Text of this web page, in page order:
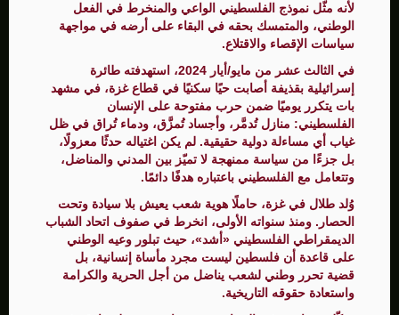
لأنه مثّل نموذج الفلسطيني الواعي والمنخرط في الفعل
الوطني، والمتمسك بحقه في البقاء على أرضه في مواجهة
سياسات الإقصاء والاقتلاع.
في الثالث عشر من مايو/أيار 2024، استهدفته طائرة
إسرائيلية بقذيفة أصابت حيًا سكنيًا في قطاع غزة، في مشهد
بات يتكرر يوميًا ضمن حرب مفتوحة على الإنسان
الفلسطيني: منازل تُدمَّر، وأجساد تُمزَّق، ودماء تُراق في ظل
غياب أي مساءلة دولية حقيقية. لم يكن اغتياله حدثًا معزولًا،
بل جزءًا من سياسة ممنهجة لا تميّز بين المدني والمناضل،
وتتعامل مع الفلسطيني باعتباره هدفًا دائمًا.
وُلد طلال في غزة، حاملًا هوية شعب يعيش بلا سيادة وتحت
الحصار. ومنذ سنواته الأولى، انخرط في صفوف اتحاد الشباب
الديمقراطي الفلسطيني «أشد»، حيث تبلور وعيه الوطني
على قاعدة أن فلسطين ليست مجرد مأساة إنسانية، بل
قضية تحرر وطني لشعب يناضل من أجل الحرية والكرامة
واستعادة حقوقه التاريخية.